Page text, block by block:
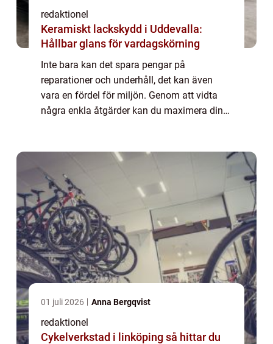
redaktionel
Keramiskt lackskydd i Uddevalla:
Hållbar glans för vardagskörning
Inte bara kan det spara pengar på
reparationer och underhåll, det kan även
vara en fördel för miljön. Genom att vidta
några enkla åtgärder kan du maximera din
01 juli 2026 Anna Bergqvist
redaktionel
Cykelverkstad i linköping så hittar du